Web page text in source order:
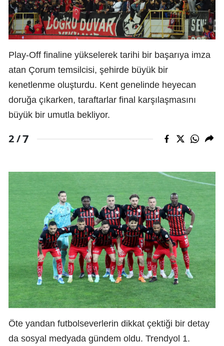
Play-Off finaline yükselerek tarihi bir başarıya imza
atan Çorum temsilcisi, şehirde büyük bir
kenetlenme oluşturdu. Kent genelinde heyecan
doruğa çıkarken, taraftarlar final karşılaşmasını
büyük bir umutla bekliyor.
2 /7
Öte yandan futbolseverlerin dikkat çektiği bir detay
da sosyal medyada gündem oldu. Trendyol 1.